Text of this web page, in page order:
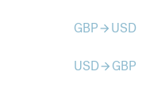
GBParrow_forward USD
USDarrow_forward GBP